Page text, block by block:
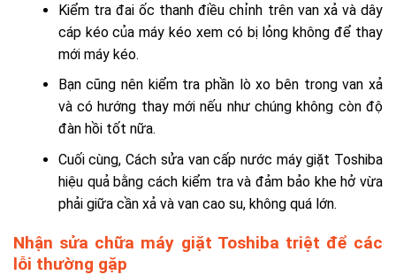
Kiểm tra đai ốc thanh điều chỉnh trên van xả và dây
cáp kéo của máy kéo xem có bị lỏng không để thay
mới máy kéo.
Bạn cũng nên kiểm tra phần lò xo bên trong van xả
và có hướng thay mới nếu như chúng không còn độ
đàn hồi tốt nữa.
Cuối cùng,Cách sửa van cấp nước máy giặt Toshiba
hiệu quả bằng cách kiểm tra và đảm bảo khe hở vừa
phải giữa cần xả và van cao su, không quá lớn.
Nhận sửa chữa máy giặt Toshiba triệt để các
lỗi thường gặp